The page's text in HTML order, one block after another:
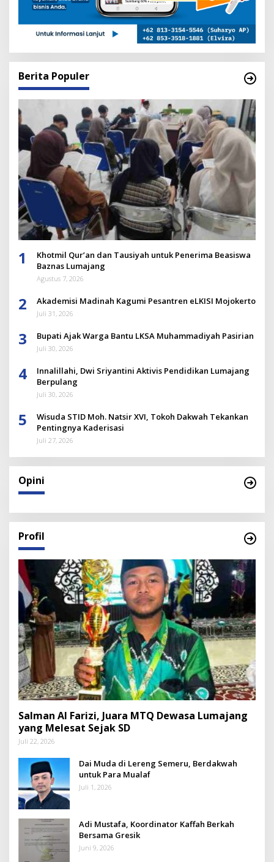
Berita Populer
1
Khotmil Qur’an dan Tausiyah untuk Penerima Beasiswa
Baznas Lumajang
Agustus 7, 2026
2 Akademisi Madinah Kagumi Pesantren eLKISI Mojokerto
Juli 31, 2026
3 Bupati Ajak Warga Bantu LKSA Muhammadiyah Pasirian
Juli 30, 2026
4
Innalillahi, Dwi Sriyantini Aktivis Pendidikan Lumajang
Berpulang
Juli 30, 2026
5
Wisuda STID Moh. Natsir XVI, Tokoh Dakwah Tekankan
Pentingnya Kaderisasi
Juli 27, 2026
Opini
Profil
Salman Al Farizi, Juara MTQ Dewasa Lumajang
yang Melesat Sejak SD
Juli 22, 2026
Dai Muda di Lereng Semeru, Berdakwah
untuk Para Mualaf
Juli 1, 2026
Adi Mustafa, Koordinator Kaffah Berkah
Bersama Gresik
Juni 9, 2026